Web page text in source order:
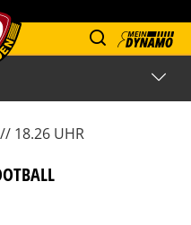
18.26 UHR